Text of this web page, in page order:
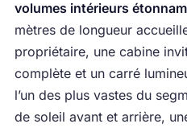
volumes intérieurs
mètres de longueur
propriétaire, une cabine
complète et un carré
l’un des plus vastes du
de soleil avant et arrière,